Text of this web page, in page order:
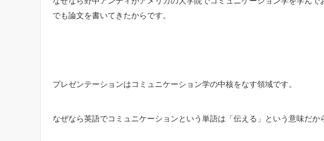
でも論文を書いてきたからです。
プレゼンテーションはコミュニケーション学の中核をなす領域です。
なぜなら英語でコミュニケーションという単語は「伝える」という意味だか